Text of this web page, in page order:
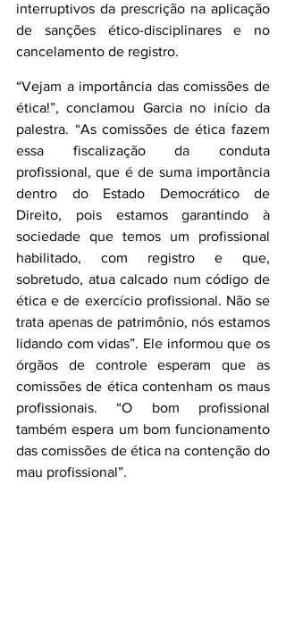
interruptivos da prescrição na aplicação
de sanções ético-disciplinares e no
cancelamento de registro.
“Vejam a importância das comissões de
ética!”, conclamou Garcia no início da
palestra. “As comissões de ética fazem
essa fiscalização da conduta
profissional, que é de suma importância
dentro do Estado Democrático de
Direito, pois estamos garantindo à
sociedade que temos um profissional
habilitado, com registro e que,
sobretudo, atua calcado num código de
ética e de exercício profissional. Não se
trata apenas de patrimônio, nós estamos
lidando com vidas”. Ele informou que os
órgãos de controle esperam que as
comissões de ética contenham os maus
profissionais. “O bom profissional
também espera um bom funcionamento
das comissões de ética na contenção do
mau profissional”.